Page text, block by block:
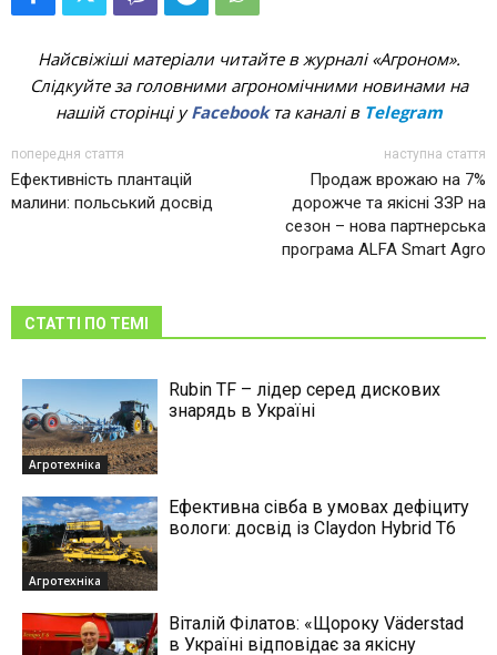
Найсвіжіші матеріали читайте в журналі «Агроном».
Слідкуйте за головними агрономічними новинами на
нашій сторінці уFacebookта каналі в Telegram
попередня стаття
Ефективність плантацій
малини: польський досвід
наступна стаття
Продаж врожаю на 7%
дорожче та якісні ЗЗР на
сезон – нова партнерська
програма ALFA Smart Agro
СТАТТІ ПО ТЕМІ
Агротехніка
Rubin TF – лідер серед дискових
знарядь в Україні
Агротехніка
Ефективна сівба в умовах дефіциту
вологи: досвід із Claydon Hybrid Т6
Віталій Філатов: «Щороку Väderstad
в Україні відповідає за якісну